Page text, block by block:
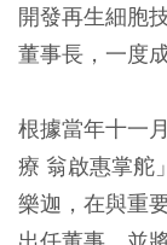
開發再生細胞
董事長，一度
根據當年十一
療 翁啟惠掌舵
樂迦，在與重